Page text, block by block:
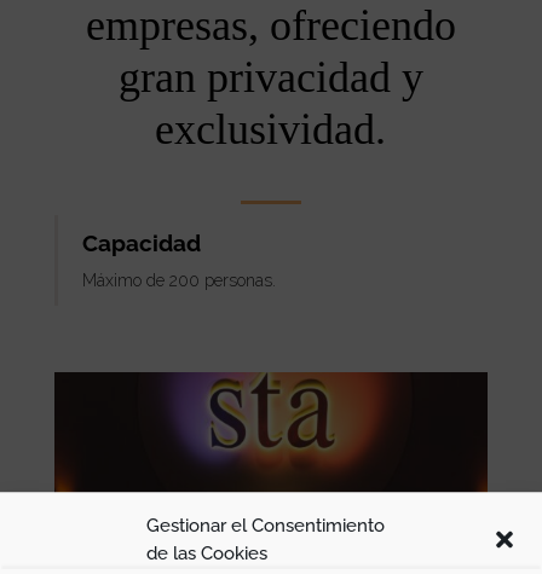
Gestionar el Consentimiento
de las Cookies
empresas, ofreciendo
gran privacidad y
exclusividad.
Capacidad
Máximo de 200 personas.